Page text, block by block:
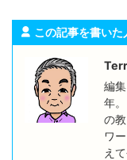
この記事を書いた
編
年
の
ワ
え